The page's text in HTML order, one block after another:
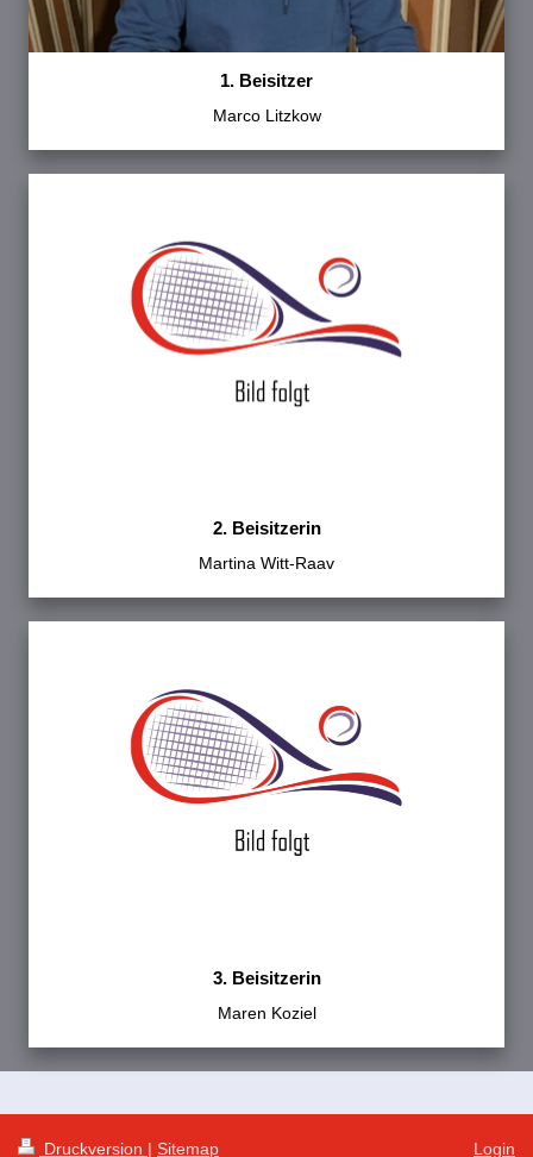
1. Beisitzer
Marco Litzkow
2. Beisitzerin
Martina Witt-Raav
3. Beisitzerin
Maren Koziel
Druckversion | Sitemap Login